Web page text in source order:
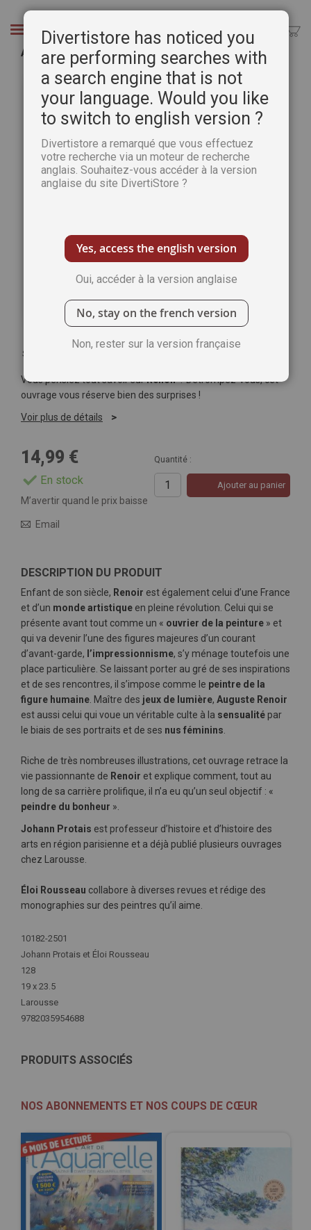
Chercher
Auguste Renoir
Passer
galerie
d’images
Soyez le premier à commenter ce produit
Vous pensiez tout savoir surRenoir? Détrompez-vous, cet
ouvrage vous réserve bien des surprises !
Voir plus de détails
14,99 €
En stock
Quantité :
Ajouter au panier
M’avertir quand le prix baisse
Email
DESCRIPTION DU PRODUIT
Enfant de son siècle, Renoir est également celui d’une France
et d’un monde artistique en pleine révolution. Celui qui se
présente avant tout comme un « ouvrier de la peinture » et
qui va devenir l’une des figures majeures d’un courant
d’avant-garde, l’impressionnisme, s’y ménage toutefois une
place particulière. Se laissant porter au gré de ses inspirations
et de ses rencontres, il s’impose comme le peintre de la
figure humaine . Maître des jeux de lumière, Auguste Renoir
est aussi celui qui voue un véritable culte à la sensualité par
le biais de ses portraits et de ses nus féminins
Riche de très nombreuses illustrations, cet ouvrage retrace la
vie passionnante de Renoir et explique comment, tout au
long de sa carrière prolifique, il n’a eu qu’un seul objectif : «
peindre du bonheur ».
Johann Protais est professeur d’histoire et d’histoire des
arts en région parisienne et a déjà publié plusieurs ouvrages
chez Larousse.
Éloi Rousseau collabore à diverses revues et rédige des
monographies sur des peintres qu’il aime.
Plus
d'infos
10182-2501
Johann Protais et Éloi Rousseau
128
19 x 23.5
Larousse
9782035954688
PRODUITS ASSOCIÉS
NOS ABONNEMENTS ET NOS COUPS DE CŒUR
Divertistore has noticed you
are performing searches with
a search engine that is not
your language. Would you like
to switch to english version ?
Divertistore a remarqué que vous effectuez
votre recherche via un moteur de recherche
anglais. Souhaitez-vous accéder à la version
anglaise du site DivertiStore ?
Yes, access the english version
Oui, accéder à la version anglaise
No, stay on the french version
Non, rester sur la version française